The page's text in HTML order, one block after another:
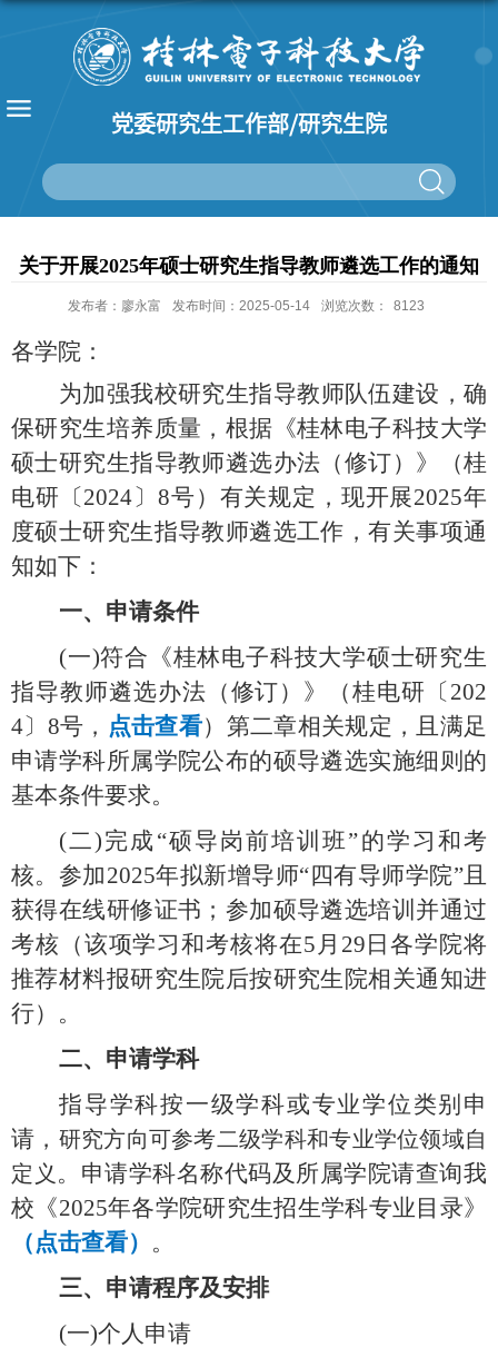
党委研究生工作部/研究生院
关于开展2025年硕士研究生指导教师遴选工作的通知
发布者：廖永富 发布时间：2025-05-14 浏览次数： 8123
各学院：
为加强我校研究生指导教师队伍建设， 确
保研究生培养质量， 根据《桂林电子科技大学
硕士研究生指导教师遴选办法（修订）》（桂
电研〔2024〕8号）有关规定，现开展2025年
度硕士研究生指导教师遴选工作，有关事项通
知如下：
一、 申请条件
(一)符合 《桂林电子科技大学硕士研究生
指导教师遴选办法（修订）》（桂电研〔 202
4〕8号， 点击查看） 第二章相关规定，且满足
申请学科所属学院公布的硕导遴选实施细则的
基本条件要求。
(二)完成 “硕导岗前培训班”的学习和考
核。参加2025年拟新增导师“四有导师学院”且
获得在线研修证书；参加硕导遴选培训并通过
考核 （该项学习和考核将在5月29日各学院将
推荐材料报研究生院后按研究生院相关通知进
行）。
二、 申请学科
指导学科按一级学科或专业学位类别申
请， 研究方向可参考二级学科和专业学位领域自
定义 。申请学科名称代码及所属学院请查询我
校 《2025年各学院研究生招生学科专业目录》
（ 点击查看） 。
三、 申请程序及安排
(一)个人申请